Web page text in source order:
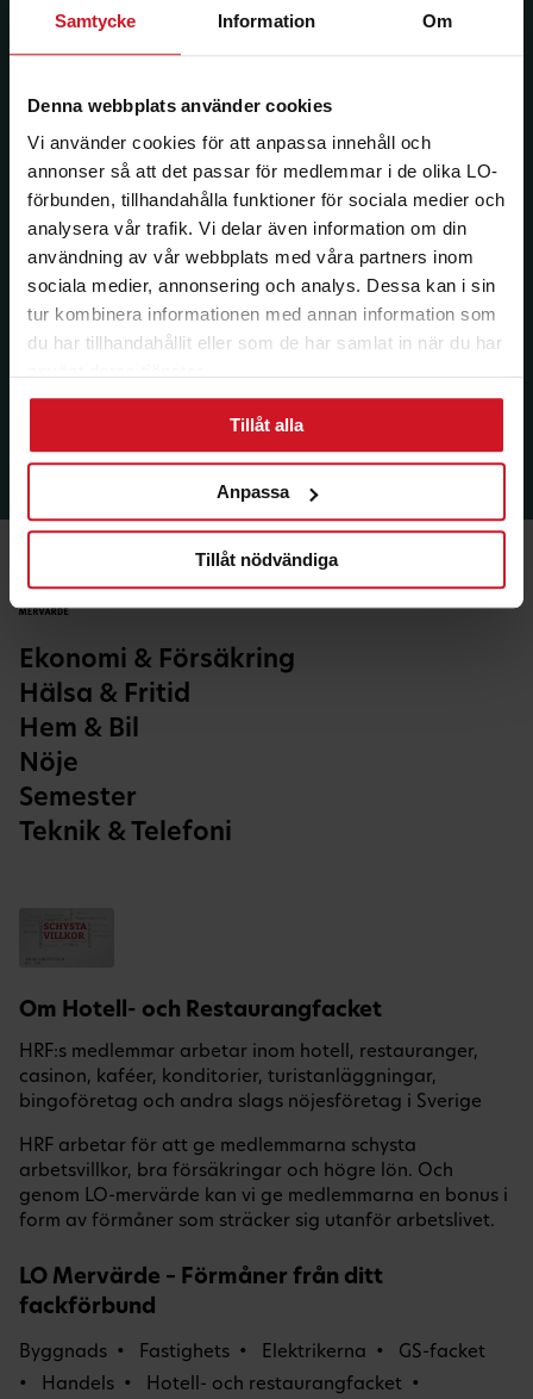
Samtycke Information Om
Denna webbplats använder cookies
Vi använder cookies för att anpassa innehåll och
annonser så att det passar för medlemmar i de olika LO-
förbunden, tillhandahålla funktioner för sociala medier och
analysera vår trafik. Vi delar även information om din
användning av vår webbplats med våra partners inom
sociala medier, annonsering och analys. Dessa kan i sin
tur kombinera informationen med annan information som
du har tillhandahållit eller som de har samlat in när du har
Tillåt alla
Anpassa
Tillåt nödvändiga
Ekonomi & Försäkring
Hälsa & Fritid
Hem & Bil
Nöje
Semester
Teknik & Telefoni
Om Hotell- och Restaurangfacket
HRF:s medlemmar arbetar inom hotell, restauranger,
casinon, kaféer, konditorier, turistanläggningar,
bingoföretag och andra slags nöjesföretag i Sverige
HRF arbetar för att ge medlemmarna schysta
arbetsvillkor, bra försäkringar och högre lön. Och
genom LO-mervärde kan vi ge medlemmarna en bonus i
form av förmåner som sträcker sig utanför arbetslivet.
LO Mervärde – Förmåner från ditt
fackförbund
Byggnads Fastighets Elektrikerna
GS-facket
Handels
Hotell- och restaurangfacket